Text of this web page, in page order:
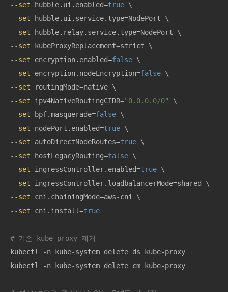
--set hubble.ui.enabled=true \
--set hubble.ui.service.type=NodePort \
--set hubble.relay.service.type=NodePort \
--set kubeProxyReplacement=strict \
--set encryption.enabled=false \
--set encryption.nodeEncryption=false \
--set routingMode=native \
--set ipv4NativeRoutingCIDR="0.0.0.0/0"
\
--set bpf.masquerade=false \
--set nodePort.enabled=true \
--set autoDirectNodeRoutes=true \
--set hostLegacyRouting=false \
--set ingressController.enabled=true \
--set ingressController.loadbalancerMode=shared \
--set cni.chainingMode=aws-cni \
--set cni.install=true
# 기존 kube-proxy 제거
kubectl -n kube-system delete ds kube-proxy
kubectl -n kube-system delete cm kube-proxy